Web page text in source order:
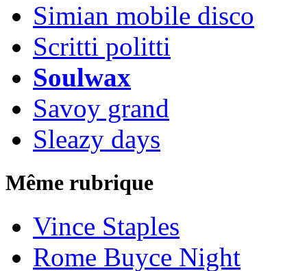
Simian mobile disco
Scritti politti
Soulwax
Savoy grand
Sleazy days
Même rubrique
Vince Staples
Rome Buyce Night